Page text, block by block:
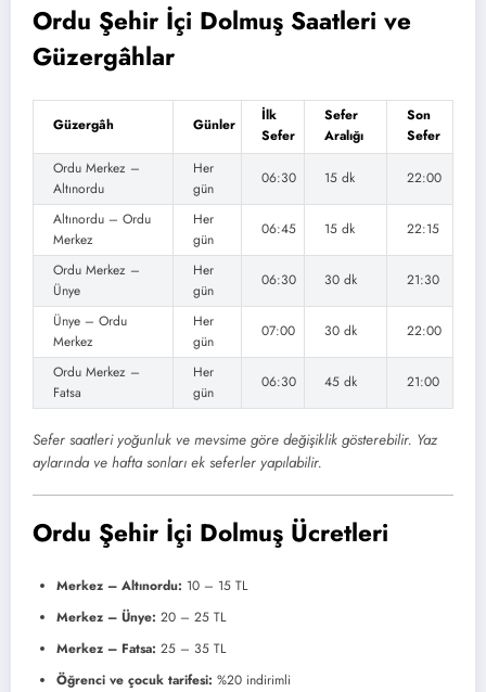
Ordu Şehir İçi Dolmuş Saatleri ve
Güzergâhlar
Güzergâh Günler
İlk
Sefer
Sefer
Aralığı
Son
Sefer
Ordu Merkez –
Altınordu
Her
gün
06:30 15 dk 22:00
Altınordu – Ordu
Merkez
Her
gün
06:45 15 dk 22:15
Ordu Merkez –
Ünye
Her
gün
06:30 30 dk 21:30
Ünye – Ordu
Merkez
Her
gün
07:00 30 dk 22:00
Ordu Merkez –
Fatsa
Her
gün
06:30 45 dk 21:00
Sefer saatleri yoğunluk ve mevsime göre değişiklik gösterebilir. Yaz
aylarında ve hafta sonları ek seferler yapılabilir.
Ordu Şehir İçi Dolmuş Ücretleri
Merkez – Altınordu: 10 – 15 TL
Merkez – Ünye: 20 – 25 TL
Merkez – Fatsa: 25 – 35 TL
Öğrenci ve çocuk tarifesi: %20 indirimli